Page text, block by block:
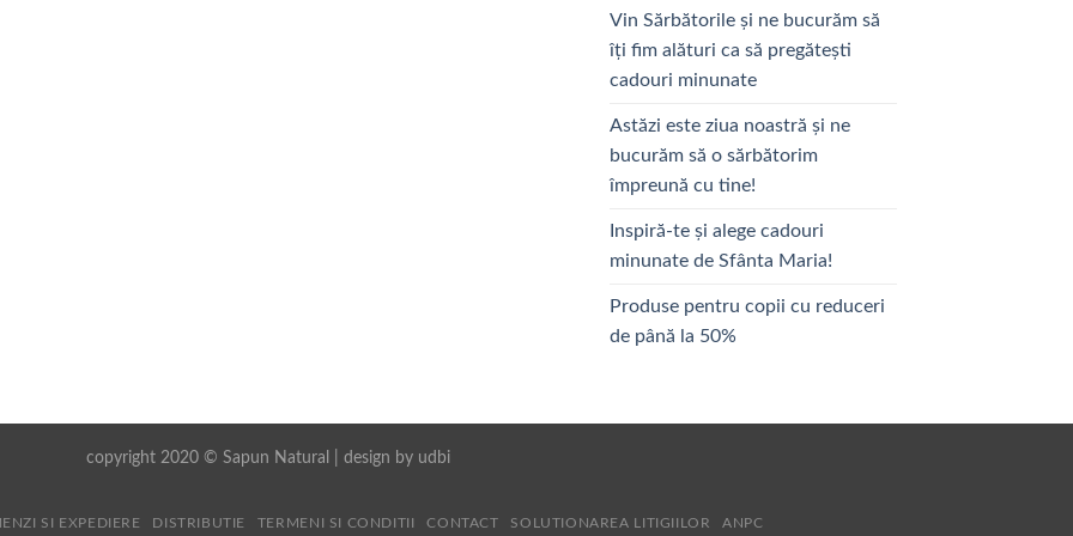
Vin Sărbătorile și ne bucurăm să
îți fim alături ca să pregătești
cadouri minunate
Astăzi este ziua noastră și ne
bucurăm să o sărbătorim
împreună cu tine!
Inspiră-te și alege cadouri
minunate de Sfânta Maria!
Produse pentru copii cu reduceri
de până la 50%
copyright 2020 © Sapun Natural | design by udbi
SI EXPEDIERE DISTRIBUTIE TERMENI SI CONDITII CONTACT SOLUTIONAREA LITIGIILOR ANPC